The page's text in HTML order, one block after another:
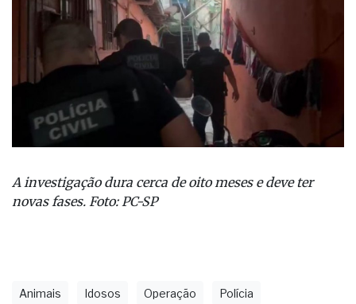
A investigação dura cerca de oito meses e deve ter
novas fases. Foto: PC-SP
Animais Idosos Operação Polícia